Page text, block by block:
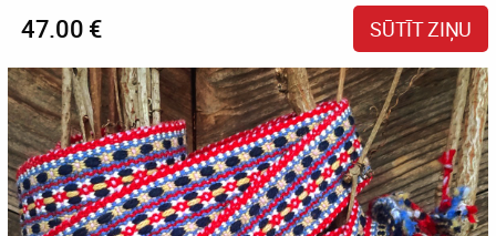
47.00 € SŪTĪT ZIŅU